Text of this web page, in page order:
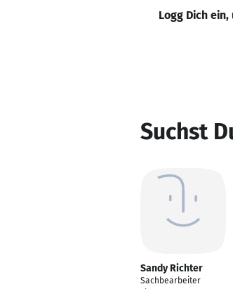
Logg Dich
Suchst
Sandy Richter
Sachbearbeiter